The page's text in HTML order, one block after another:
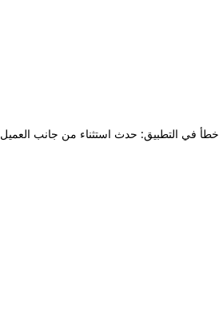
خطأ في التطبيق: حدث استثناء من جانب العميل